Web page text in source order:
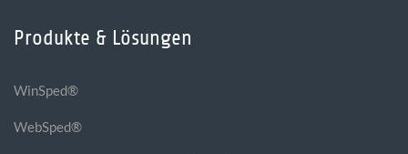
Produkte & Lösungen
WinSped®
WebSped®